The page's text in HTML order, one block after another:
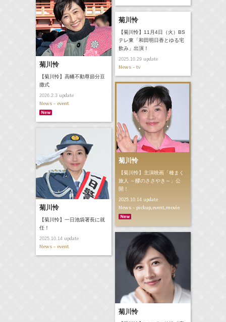
菊川怜
【菊川怜】高幡不動尊節分豆
撒式
2026.2.3update
News - event
菊川怜
【菊川怜】11月4日（火）BS
テレ東「和田明日香とゆる宅
飲み」出演！
2025.10.29update
News - tv
菊川怜
【菊川怜】主演映画「種まく
旅人 ～醪のささやき～」公
開！
2025.10.14update
News - pickup,event,movie
菊川怜
【菊川怜】一日池袋署長に就
任！
2025.10.14update
News - event
菊川怜